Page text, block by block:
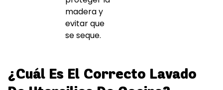
madera y
evitar que
se seque.
¿Cuál Es El Correcto Lavado